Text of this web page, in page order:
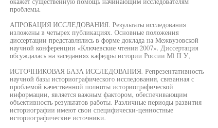
проблемы.
АПРОБАЦИЯ ИССЛЕДОВАНИЯ. Результаты исследования
изложены в четырех публикациях. Основные положения
диссертации представлялись в форме доклада на Межвузовской
научной конференции «Ключевские чтения 2007». Диссертация
обсуждалась на заседаниях кафедры истории России Ml II У,
ИСТОЧНИКОВАЯ БАЗА ИССЛЕДОВАНИЯ. Репрезентативность
научной базы историографического исследования, связанная с
проблемой качественной полноты историографической
информации, является важным фактором, обеспечивающим
объективность результатов работы. Различные периоды развития
историографии имеют свои специфически-ценностные
историографические источники.